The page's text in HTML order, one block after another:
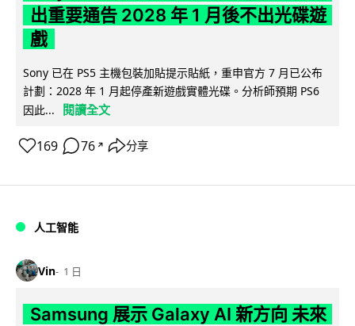
出重要通告 2028 年 1 月後不出光碟遊
戲
Sony 已在 PS5 主機包裝加貼提示貼紙，重申官方 7 月已公布
計劃：2028 年 1 月起停產新遊戲實體光碟。分析師預期 PS6
因此...
閱讀全文
169 76 ↗ 分享
人工智能
Vin 1 日
Samsung 展示 Galaxy AI 新方向 未來